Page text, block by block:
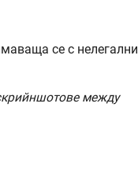
се с нелегални
между